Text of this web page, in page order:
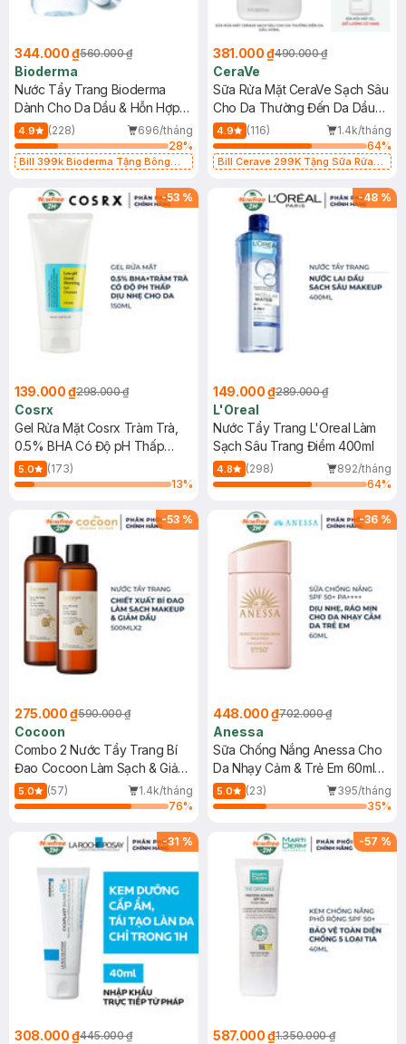
344.000 ₫560.000 ₫
Bioderma
Nước Tẩy Trang Bioderma
Dành Cho Da Dầu & Hỗn Hợp
500ml
4.9 (228)
696/tháng
28%
Bill 399k Bioderma Tặng Bông
381.000 ₫490.000 ₫
CeraVe
Sữa Rửa Mặt CeraVe Sạch Sâu
Cho Da Thường Đến Da Dầu
473ml
4.9 (116)
1.4k/tháng
64%
Bill Cerave 299K Tặng Sữa Rửa
-53 %
139.000 ₫298.000 ₫
Cosrx
Gel Rửa Mặt Cosrx Tràm Trà,
0.5% BHA Có Độ pH Thấp
150ml
5.0
(173)
13%
-48 %
149.000 ₫289.000 ₫
L'Oreal
Nước Tẩy Trang L'Oreal Làm
Sạch Sâu Trang Điểm 400ml
4.8 (298)
892/tháng
64%
-53 %
275.000 ₫590.000 ₫
Cocoon
Combo 2 Nước Tẩy Trang Bí
Đao Cocoon Làm Sạch & Giảm
Dầu 500ml
5.0 (57)
1.4k/tháng
76%
-36 %
448.000 ₫702.000 ₫
Anessa
Sữa Chống Nắng Anessa Cho
Da Nhạy Cảm & Trẻ Em 60ml
(Mới)
5.0 (23)
395/tháng
35%
-31 %
308.000 ₫445.000 ₫
-57 %
587.000 ₫1.350.000 ₫